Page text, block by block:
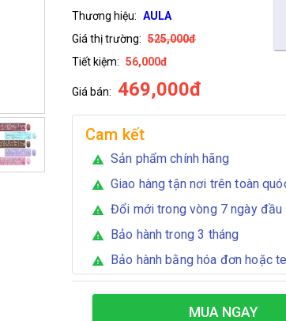
Thương hiệu: AULA
Giá thị trường: 525,000đ
Tiết kiệm: 56,000đ
Giá bán: 469,000đ
Cam kết
warning Sản phẩm chính hãng
warning Giao hàng tận nơi trên toàn
warning Đổi mới trong vòng 7 ngày đầu
warning Bảo hành trong 3 tháng
warning Bảo hành bằng hóa đơn hoặc
MUA NGAY